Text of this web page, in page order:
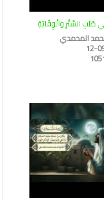
طَلَبِ السِّتْرِ والْوِقَايَةِ
المحمدي